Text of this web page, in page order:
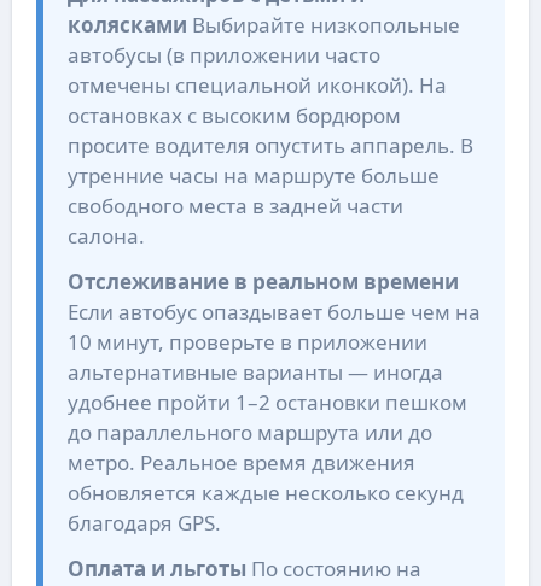
колясками Выбирайте низкопольные
автобусы (в приложении часто
отмечены специальной иконкой). На
остановках с высоким бордюром
просите водителя опустить аппарель. В
утренние часы на маршруте больше
свободного места в задней части
салона.
Отслеживание в реальном времени
Если автобус опаздывает больше чем на
10 минут, проверьте в приложении
альтернативные варианты — иногда
удобнее пройти 1–2 остановки пешком
до параллельного маршрута или до
метро. Реальное время движения
обновляется каждые несколько секунд
благодаря GPS.
Оплата и льготы По состоянию на